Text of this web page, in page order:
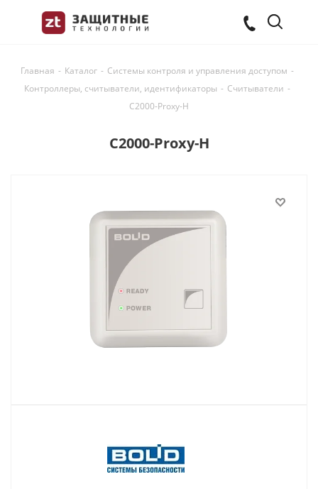
Главная - Каталог - Системы контроля и управления доступом -
Контроллеры, считыватели, идентификаторы - Считыватели -
С2000-Proxy-Н
С2000-Proxy-Н